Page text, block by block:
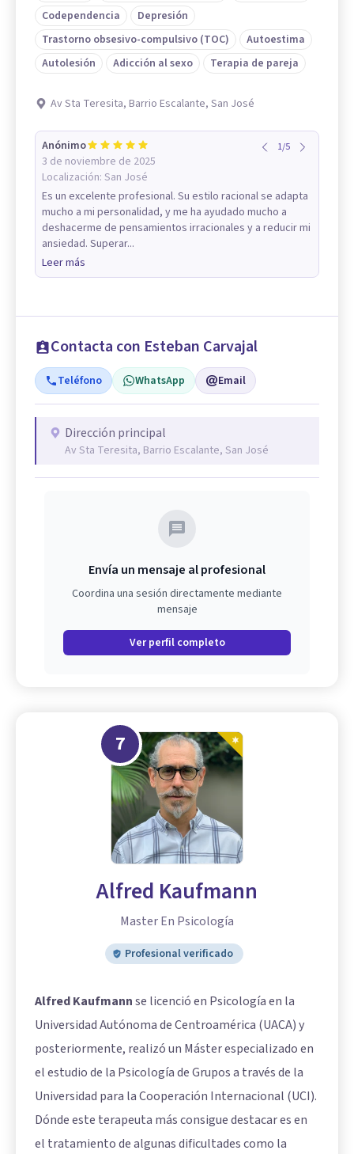
Codependencia
Depresión
Trastorno obsesivo-compulsivo (TOC)
Autoestima
Autolesión
Adicción al sexo Terapia de pareja
Av Sta Teresita, Barrio Escalante, San José
Anónimo
3 de noviembre de 2025
Localización: San José
1/5
Es un excelente profesional. Su estilo racional se adapta
mucho a mi personalidad, y me ha ayudado mucho a
deshacerme de pensamientos irracionales y a reducir mi
ansiedad. Superar...
Leer más
Contacta con Esteban Carvajal
Teléfono WhatsApp Email
Dirección principal
Av Sta Teresita, Barrio Escalante, San José
Envía un mensaje al profesional
Coordina una sesión directamente mediante
mensaje
Ver perfil completo
7
Alfred Kaufmann
Master En Psicología
Profesional verificado
Alfred Kaufmannse licenció en Psicología en la
Universidad Autónoma de Centroamérica (UACA) y
posteriormente, realizó un Máster especializado en
el estudio de la Psicología de Grupos a través de la
Universidad para la Cooperación Internacional (UCI).
Dónde este terapeuta más consigue destacar es en
el tratamiento de algunas dificultades como la